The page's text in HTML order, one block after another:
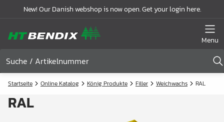
New! Our Danish webshop is now open. Get your login here.
Menu
Startseite Online Katalog König Produkte Filler Weichwachs RAL
RAL